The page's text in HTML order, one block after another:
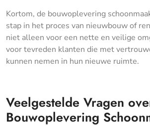
Kortom, de bouwoplevering
stap in het proces van nieuwbouw of
niet alleen voor een nette en veilige
voor tevreden klanten die met
kunnen nemen in hun nieuwe ruimte.
Veelgestelde Vragen
Bouwoplevering